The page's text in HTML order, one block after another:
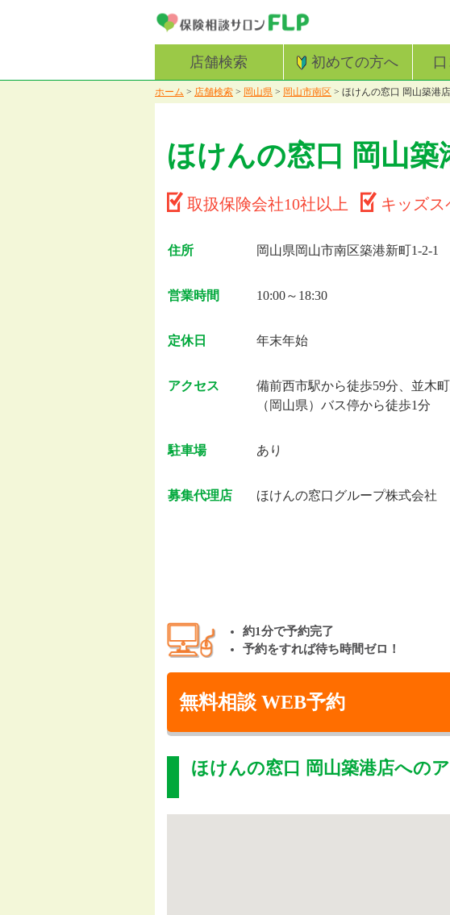
店舗検索 初めての方へ
ホーム > 店舗検索 > 岡山県 > 岡山市南区 > ほけんの窓口 岡山築港店
ほけんの窓口 岡山築
取扱保険会社10社以上 キッズス
住所 岡山県岡山市南区築港新町1-2-1
営業時間 10:00～18:30
定休日 年末年始
アクセス
備前西市駅から徒歩59分、並木
（岡山県）バス停から徒歩1分
駐車場 あり
募集代理店 ほけんの窓口グループ株式会社
約1分で予約完了
予約をすれば待ち時間ゼロ！
無料相談 WEB予約
ほけんの窓口 岡山築港店への